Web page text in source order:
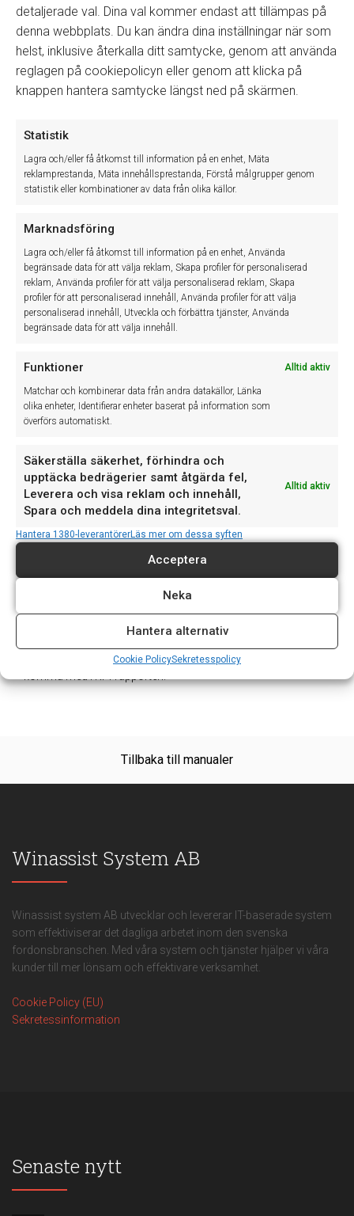
detaljerade val. Dina val kommer endast att tillämpas på
denna webbplats. Du kan ändra dina inställningar när som
helst, inklusive återkalla ditt samtycke, genom att använda
reglagen på cookiepolicyn eller genom att klicka på
knappen hantera samtycke längst ned på skärmen.
Statistik
Lagra och/eller få åtkomst till information på en enhet, Mäta
reklamprestanda, Mäta innehållsprestanda, Förstå målgrupper genom
statistik eller kombinationer av data från olika källor.
Marknadsföring
Lagra och/eller få åtkomst till information på en enhet, Använda
begränsade data för att välja reklam, Skapa profiler för personaliserad
reklam, Använda profiler för att välja personaliserad reklam, Skapa
profiler för att personaliserad innehåll, Använda profiler för att välja
personaliserad innehåll, Utveckla och förbättra tjänster, Använda
begränsade data för att välja innehåll.
Funktioner Alltid aktiv
Matchar och kombinerar data från andra datakällor, Länka
olika enheter, Identifierar enheter baserat på information som
överförs automatiskt.
Säkerställa säkerhet, förhindra och
upptäcka bedrägerier samt åtgärda fel,
Leverera och visa reklam och innehåll,
Spara och meddela dina integritetsval.
Alltid aktiv
Hantera 1380-leverantörerLäs mer om dessa syften
Acceptera
Neka
Hantera alternativ
Cookie PolicySekretesspolicy
5. Klicka på Spara
Alla nyckeltal har en beskrivning, det finns även en Hjälpknapp
att klicka på som innehar mer generell information. Nu kan du
direkt gå vidare till att ta ut en rapport genom att välja en period
Skapa rapport
I huvudmenyn gå tillFörsäljning – KPI Rapport
I scroll listan markerar du din rapport och klickar på
Ange Datum
annars får du rapporten summerad
Klicka på
Uppdatera
Genom att markera nyckeltalen i rapportfönstret så kan du se
beskrivning i nederkant. Skriv ut din rapport genom att klicka
på
OBS! Tänk på att ta ut rapporten för föregående
period och inte under en pågående period.
Viktigt!
För att få fram alla nyckeltal på ett tillförlitligt sätt måste
närvarostämplingar godkännas. Gå till
Bokning/Tidredovisning → Tidredovisning,välj flik
Markera stämpling som ska godkännas – höger klicka och
godkännas och tryck på mellanslagstangenten. Markeringen i
. Endast stämplingar markerade med J kommer att
Tillbaka till manualer
Winassist System AB
Winassist system AB utvecklar och levererar IT-baserade system
som effektiviserar det dagliga arbetet inom den svenska
fordonsbranschen. Med våra system och tjänster hjälper vi våra
kunder till mer lönsam och effektivare verksamhet.
Cookie Policy (EU)
Sekretessinformation
Senaste nytt